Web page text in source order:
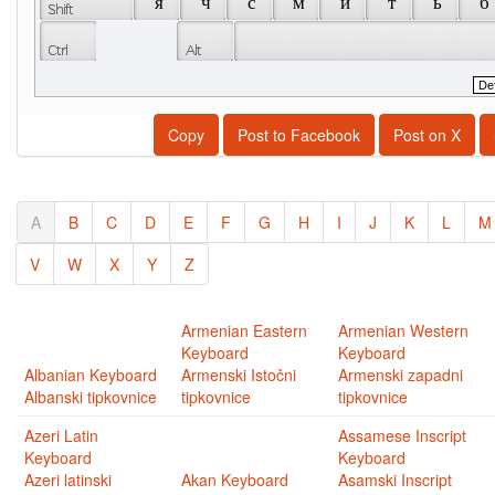
Copy Post to Facebook Post on X
A B C D E F G H I J K L
M
V
W X Y Z
Albanian Keyboard
Albanski tipkovnice
Armenian Eastern
Keyboard
Armenski Istočni
tipkovnice
Armenian Western
Keyboard
Armenski zapadni
tipkovnice
Azeri Latin
Keyboard
Azeri latinski
Akan Keyboard
Assamese Inscript
Keyboard
Asamski Inscript